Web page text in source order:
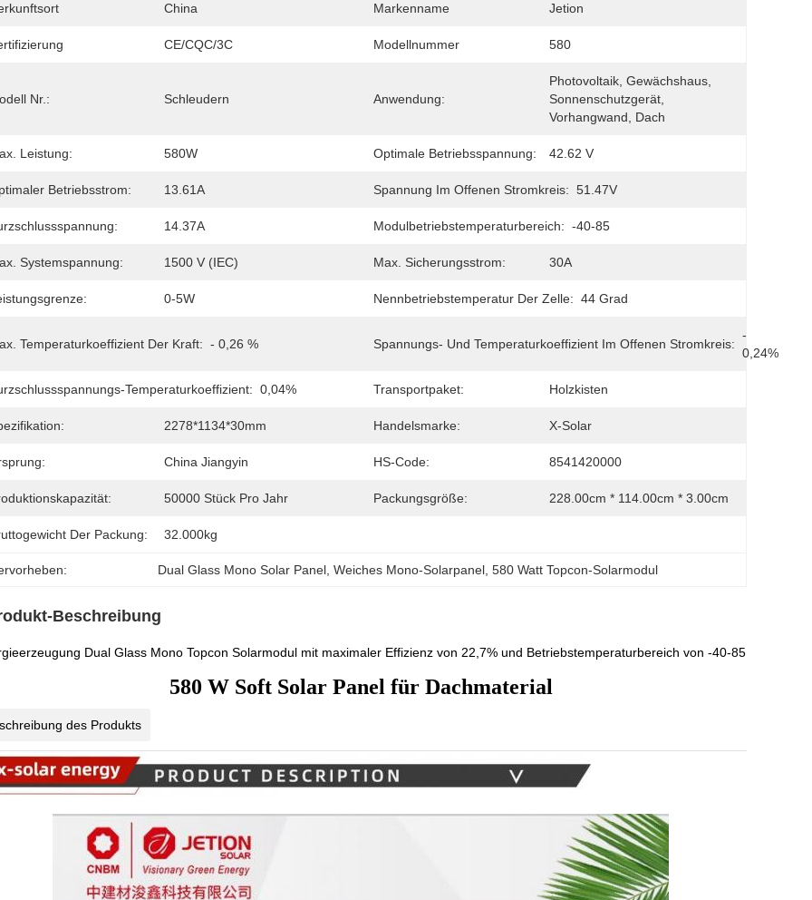
China Markenname Jetion
CE/CQC/3C Modellnummer 580
Nr.: Schleudern Anwendung:
Photovoltaik, Gewächshaus,
Sonnenschutzgerät,
Vorhangwand, Dach
Leistung: 580W Optimale Betriebsspannung: 42.62 V
Betriebsstrom: 13.61A Spannung Im Offenen Stromkreis: 51.47V
14.37A Modulbetriebstemperaturbereich: -40-85
Systemspannung: 1500 V (IEC) Max. Sicherungsstrom: 30A
0-5W Nennbetriebstemperatur Der Zelle: 44 Grad
Temperaturkoeffizient Der Kraft: - 0,26 % Spannungs- Und Temperaturkoeffizient Im Offenen Stromkreis:
-
0,24%
Temperaturkoeffizient: 0,04% Transportpaket: Holzkisten
2278*1134*30mm Handelsmarke: X-Solar
China Jiangyin HS-Code: 8541420000
50000 Stück Pro Jahr Packungsgröße: 228.00cm * 114.00cm * 3.00cm
Der Packung: 32.000kg
Dual Glass Mono Solar Panel , Weiches Mono-Solarpanel , 580 Watt Topcon-Solarmodul
Beschreibung
Dual Glass Mono Topcon Solarmodul mit maximaler Effizienz von 22,7% und Betriebstemperaturbereich von -40-85
580 W Soft Solar Panel für Dachmaterial
des Produkts